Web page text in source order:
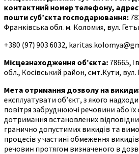
контактний номер телефону,
пошти суб’єкта господарювання:
Франківська обл. м. Коломия, вул.
+380 (97) 903 6032,
Місцезнаходження об’єкта: 78665,
обл., Косівський район, смт.Кути, вул.
Мета отримання дозволу на
експлуатувати об’єкт, з якого
повітря забруднюючі речовини або їх
дотримання встановлених
гранично допустимих викидів та
процесів у частині обмеження
речовин протягом визначеного в